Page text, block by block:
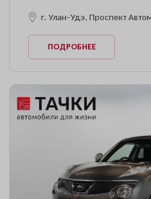
г. Улан-Удэ, Проспект
ПОДРОБНЕЕ